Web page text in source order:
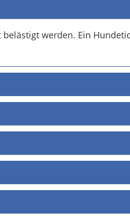
werden. Ein